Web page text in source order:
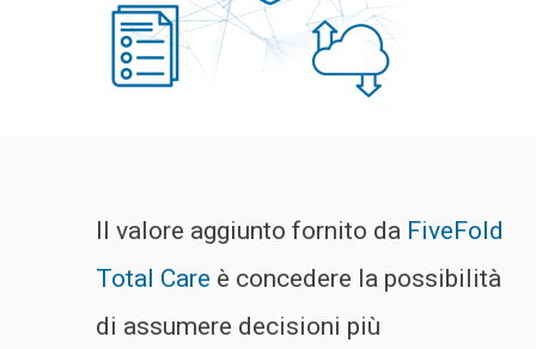
Il valore aggiunto fornito da FiveFold
Total Care è concedere la possibilità
di assumere decisioni più